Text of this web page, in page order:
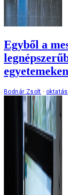
Egyből a
egyetemeken
Bodnár Zsolt oktatás